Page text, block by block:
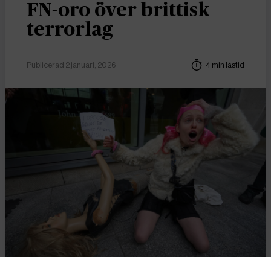
FN-oro över brittisk
terrorlag
Publicerad 2 januari, 2026 4 min lästid